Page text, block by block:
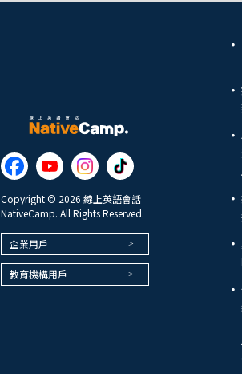
Copyright © 2026 線上英語會話
NativeCamp. All Rights Reserved.
企業用戶
教育機構用戶